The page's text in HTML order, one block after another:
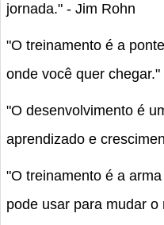
jornada." - Jim Rohn
"O treinamento é a
onde você quer
"O desenvolvimento é
aprendizado e
"O treinamento é a
pode usar para mudar